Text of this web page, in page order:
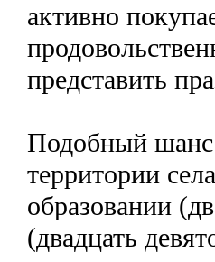
активно
представить
Подобный
территории
образовании
(двадцать